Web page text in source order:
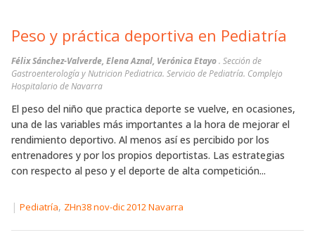
Peso y práctica deportiva en Pediatría
Félix Sánchez-Valverde, Elena Aznal, Verónica Etayo. Sección de
Gastroenterología y Nutricion Pediatrica. Servicio de Pediatría. Complejo
Hospitalario de Navarra
El peso del niño que practica deporte se vuelve, en ocasiones,
una de las variables más importantes a la hora de mejorar el
rendimiento deportivo. Al menos así es percibido por los
entrenadores y por los propios deportistas. Las estrategias
con respecto al peso y el deporte de alta competición...
| Pediatría, ZHn38 nov-dic 2012 Navarra